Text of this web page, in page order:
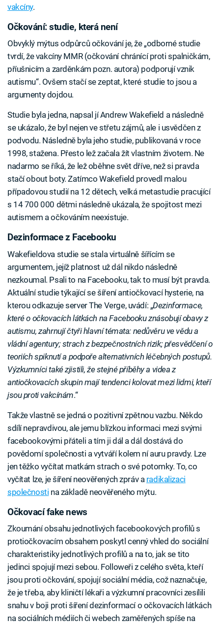
vakcíny.
Očkování: studie, která není
Obvyklý mýtus odpůrců očkování je, že „odborné studie
tvrdí, že vakcíny MMR (očkování chránící proti spalničkám,
příušnicím a zarděnkám pozn. autora) podporují vznik
autismu“. Ovšem stačí se zeptat, které studie to jsou a
argumenty dojdou.
Studie byla jedna, napsal jí Andrew Wakefield a následně
se ukázalo, že byl nejen ve střetu zájmů, ale i usvědčen z
podvodu. Následně byla jeho studie, publikovaná v roce
1998, stažena. Přesto lež začala žít vlastním životem. Ne
nadarmo se říká, že lež oběhne svět dříve, než si pravda
stačí obout boty. Zatímco Wakefield provedl malou
případovou studií na 12 dětech, velká metastudie pracující
s 14 700 000 dětmi následně ukázala, že spojitost mezi
autismem a očkováním neexistuje.
Dezinformace z Facebooku
Wakefieldova studie se stala virtuálně šířícím se
argumentem, jejíž platnost už dál nikdo následně
nezkoumal. Psali to na Facebooku, tak to musí být pravda.
Aktuální studie týkající se šíření antiočkovací hysterie, na
kterou odkazuje server The Verge, uvádí: „Dezinformace,
které o očkovacích látkách na Facebooku znásobují obavy z
autismu, zahrnují čtyři hlavní témata: nedůvěru ve vědu a
vládní agentury; strach z bezpečnostních rizik; přesvědčení o
teoriích spiknutí a podpoře alternativních léčebných postupů.
Výzkumníci také zjistili, že stejné příběhy a videa z
antiočkovacích skupin mají tendenci kolovat mezi lidmi, kteří
jsou proti vakcínám.“
Takže vlastně se jedná o pozitivní zpětnou vazbu. Někdo
sdílí nepravdivou, ale jemu blízkou informaci mezi svými
facebookovými přáteli a tím ji dál a dál dostává do
povědomí společnosti a vytváří kolem ní auru pravdy. Lze
jen těžko vyčítat matkám strach o své potomky. To, co
vyčítat lze, je šíření neověřených zpráv a radikalizaci
společnosti na základě neověřeného mýtu.
Očkovací fake news
Zkoumání obsahu jednotlivých facebookových profilů s
protiočkovacím obsahem poskytl cenný vhled do sociální
charakteristiky jednotlivých profilů a na to, jak se tito
jedinci spojují mezi sebou. Followeři z celého světa, kteří
jsou proti očkování, spojují sociální média, což naznačuje,
že je třeba, aby kliničtí lékaři a výzkumní pracovníci zesílili
snahu v boji proti šíření dezinformací o očkovacích látkách
na sociálních médiích či webech zaměřených spíše na